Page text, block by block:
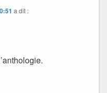
a dit :